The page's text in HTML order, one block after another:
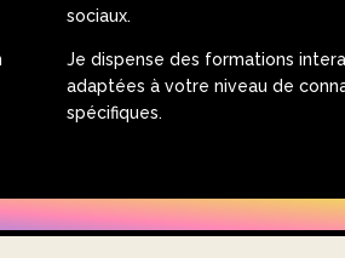
sociaux.
Je dispense des formations
adaptées à votre niveau de
spécifiques.